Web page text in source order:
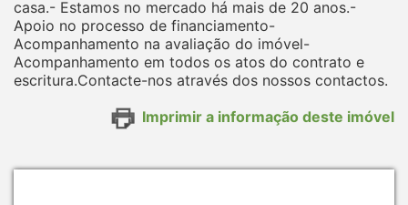
casa.- Estamos no mercado há mais de 20 anos.-
Apoio no processo de financiamento-
Acompanhamento na avaliação do imóvel-
Acompanhamento em todos os atos do contrato e
escritura.Contacte-nos através dos nossos contactos.
Imprimir a informação deste imóvel